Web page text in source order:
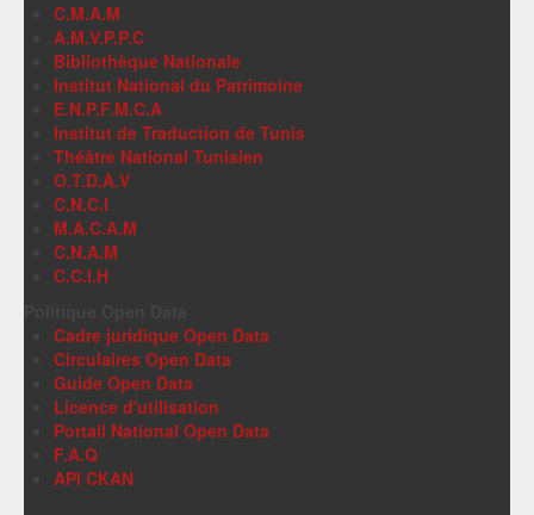
C.M.A.M
A.M.V.P.P.C
Bibliothèque Nationale
Institut National du Patrimoine
E.N.P.F.M.C.A
Institut de Traduction de Tunis
Théâtre National Tunisien
O.T.D.A.V
C.N.C.I
M.A.C.A.M
C.N.A.M
C.C.I.H
Cadre juridique Open Data
Circulaires Open Data
Guide Open Data
Licence d'utilisation
Portail National Open Data
F.A.Q
API CKAN